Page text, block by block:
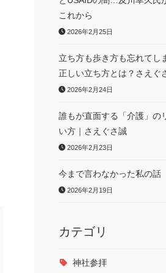
これから
2026年2月25日
立ち方も歩き方も忘れてし
正しい立ち方とは？さえぐ
2026年2月24日
誰もが直面する「介護」の
い方｜さえぐさ誠
2026年2月23日
今まで言わなかった私の話
2026年2月19日
カテゴリ
神社参拝